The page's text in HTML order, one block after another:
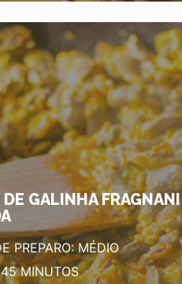
DE GALINHA
PREPARO: MÉDIO
MINUTOS